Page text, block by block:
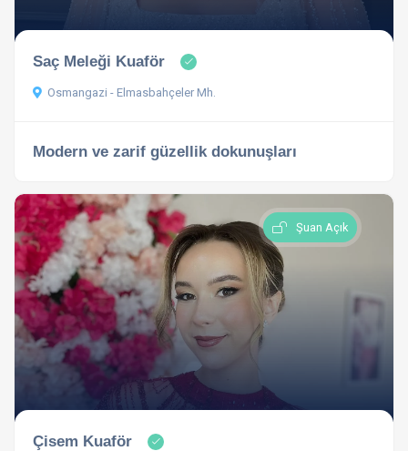
Saç Meleği Kuaför
Osmangazi - Elmasbahçeler Mh.
Modern ve zarif güzellik dokunuşları
Şuan Açık
Çisem Kuaför